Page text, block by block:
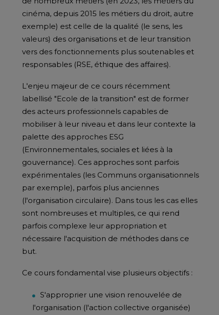
cinéma, depuis 2015 les métiers du droit, autre
exemple) est celle de la qualité (le sens, les
valeurs) des organisations et de leur transition
vers des fonctionnements plus soutenables et
responsables (RSE, éthique des affaires).
L'enjeu majeur de ce cours récemment
labellisé "Ecole de la transition" est de former
des acteurs professionnels capables de
mobiliser à leur niveau et dans leur contexte la
palette des approches ESG
(Environnementales, sociales et liées à la
gouvernance). Ces approches sont parfois
expérimentales (les Communs organisationnels
par exemple), parfois plus anciennes
(l'organisation circulaire). Dans tous les cas elles
sont nombreuses et multiples, ce qui rend
parfois complexe leur appropriation et
nécessaire l'acquisition de méthodes dans ce
but.
Ce cours fondamental vise plusieurs objectifs :
S'approprier une vision renouvelée de
l'organisation (l'action collective organisée)